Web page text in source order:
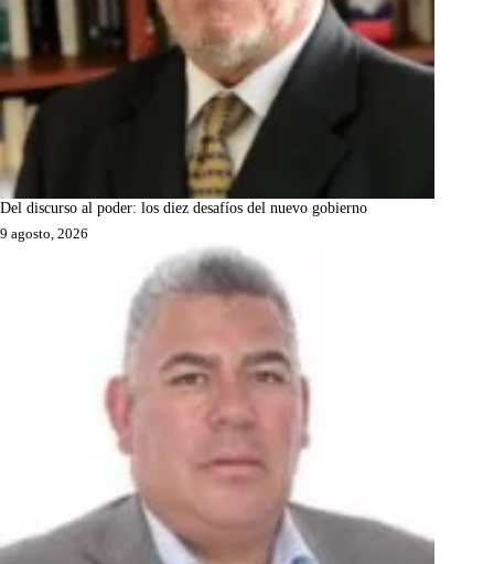
Del discurso al poder: los diez desafíos del nuevo gobierno
9 agosto, 2026